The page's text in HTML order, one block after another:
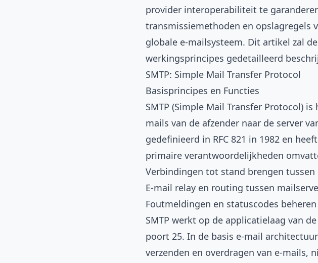
provider interoperabiliteit te
transmissiemethoden en opslagregels
globale e-mailsysteem. Dit artikel zal
werkingsprincipes gedetailleerd
SMTP: Simple Mail Transfer Protocol
Basisprincipes en Functies
SMTP (Simple Mail Transfer Protocol)
mails van de afzender naar de server
gedefinieerd in RFC 821 in 1982 en
primaire verantwoordelijkheden
Verbindingen tot stand brengen
E-mail relay en routing tussen
Foutmeldingen en statuscodes
SMTP werkt op de applicatielaag van
poort 25. In de basis e-mail
verzenden en overdragen van e-mails,